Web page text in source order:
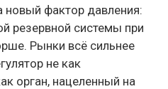
новый фактор давления:
резервной системы при
Рынки всё сильнее
не как
орган, нацеленный на